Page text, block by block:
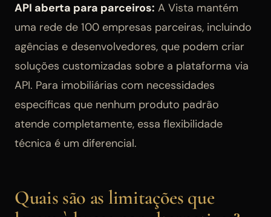
API aberta para parceiros: A Vista mantém
uma rede de 100 empresas parceiras, incluindo
agências e desenvolvedores, que podem criar
soluções customizadas sobre a plataforma via
API. Para imobiliárias com necessidades
específicas que nenhum produto padrão
atende completamente, essa flexibilidade
técnica é um diferencial.
Quais são as limitações que